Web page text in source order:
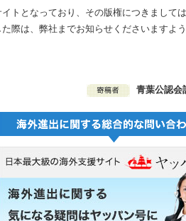
トとなっており、その版権につきまして
際は、弊社までお知らせくださいますよ
青葉公認会